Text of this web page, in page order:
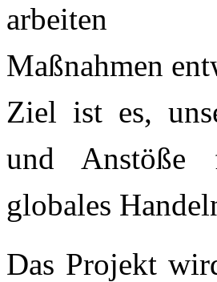
arbeiten
Maßnahmen
Ziel ist es,
und
globales
Das Projekt